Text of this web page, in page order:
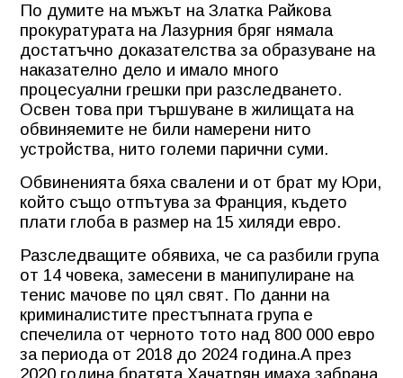
По думите на мъжът на Златка Райкова
прокуратурата на Лазурния бряг нямала
достатъчно доказателства за образуване на
наказателно дело и имало много
процесуални грешки при разследването.
Освен това при тършуване в жилищата на
обвиняемите не били намерени нито
устройства, нито големи парични суми.
Обвиненията бяха свалени и от брат му Юри,
който също отпътува за Франция, където
плати глоба в размер на 15 хиляди евро.
Разследващите обявиха, че са разбили група
от 14 човека, замесени в манипулиране на
тенис мачове по цял свят. По данни на
криминалистите престъпната група е
спечелила от черното тото над 800 000 евро
за периода от 2018 до 2024 година.А през
2020 година братята Хачатрян имаха забрана